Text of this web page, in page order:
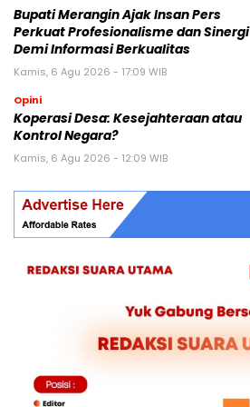
Bupati Merangin Ajak Insan Pers
Perkuat Profesionalisme dan Sinergi
Demi Informasi Berkualitas
Kamis, 6 Agu 2026 - 17:09 WIB
Opini
Koperasi Desa: Kesejahteraan atau
Kontrol Negara?
Kamis, 6 Agu 2026 - 12:09 WIB